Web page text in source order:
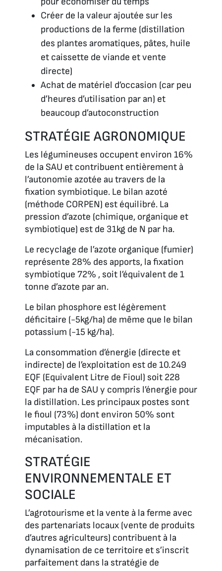
Créer de la valeur ajoutée sur les
productions de la ferme (distillation
des plantes aromatiques, pâtes, huile
et caissette de viande et vente
directe)
Achat de matériel d’occasion (car peu
d’heures d’utilisation par an) et
beaucoup d’autoconstruction
STRATÉGIE AGRONOMIQUE
Les légumineuses occupent environ 16%
de la SAU et contribuent entièrement à
l’autonomie azotée au travers de la
fixation symbiotique. Le bilan azoté
(méthode CORPEN) est équilibré. La
pression d’azote (chimique, organique et
symbiotique) est de 31kg de N par ha.
Le recyclage de l’azote organique (fumier)
représente 28% des apports, la fixation
symbiotique 72% , soit l’équivalent de 1
tonne d’azote par an.
Le bilan phosphore est légèrement
déficitaire (-5kg/ha) de même que le bilan
potassium (-15 kg/ha).
La consommation d’énergie (directe et
indirecte) de l’exploitation est de 10.249
EQF (Equivalent Litre de Fioul) soit 228
EQF par ha de SAU y compris l’énergie pour
la distillation. Les principaux postes sont
le fioul (73%) dont environ 50% sont
imputables à la distillation et la
mécanisation.
STRATÉGIE
ENVIRONNEMENTALE ET
SOCIALE
L’agrotourisme et la vente à la ferme avec
des partenariats locaux (vente de produits
d’autres agriculteurs) contribuent à la
dynamisation de ce territoire et s’inscrit
parfaitement dans la stratégie de